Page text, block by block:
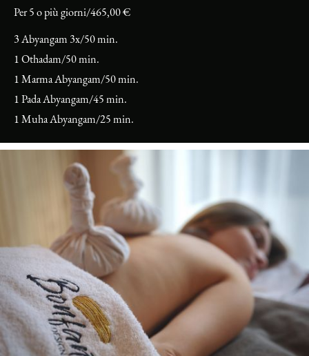
Per 5 o più giorni/465,00 €
3 Abyangam 3x/50 min.
1 Othadam/50 min.
1 Marma Abyangam/50 min.
1 Pada Abyangam/45 min.
1 Muha Abyangam/25 min.